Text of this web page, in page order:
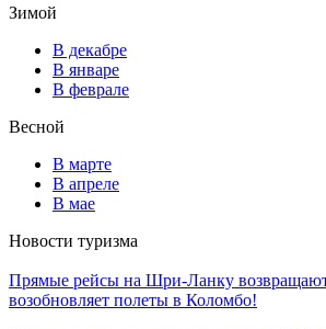
Зимой
В декабре
В январе
В феврале
Весной
В марте
В апреле
В мае
Новости туризма
Прямые рейсы на Шри-Ланку
возобновляет полеты в Коломбо!